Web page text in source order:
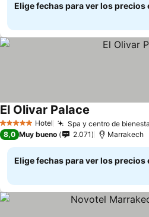
Elige fechas para ver los precios
5 Estrellas Hotel Spa y centro de
El Olivar Palace
8,0 Muy bueno 2.071 Marrakech
Elige fechas para ver los precios